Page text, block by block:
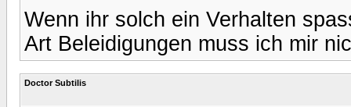
Wenn ihr solch ein Verhalten
Art Beleidigungen muss ich mir
Doctor Subtilis